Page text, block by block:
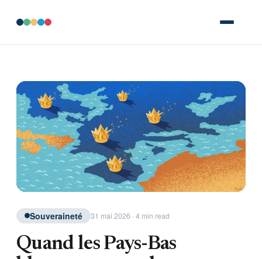
Souveraineté 31 mai 2026 · 4 min read
Quand les Pays-Bas